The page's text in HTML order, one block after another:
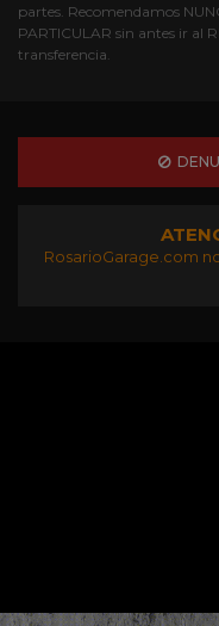
partes. Recomendamos
PARTICULAR sin antes ir al
transferencia.
RosarioGarage.com